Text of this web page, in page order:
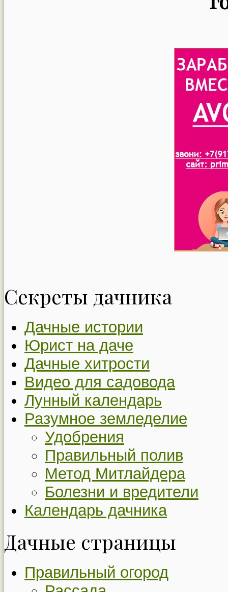
Секреты дачника
Дачные истории
Юрист на даче
Дачные хитрости
Видео для садовода
Лунный календарь
Разумное земледелие
Удобрения
Правильный полив
Метод Митлайдера
Болезни и вредители
Календарь дачника
Дачные страницы
Правильный огород